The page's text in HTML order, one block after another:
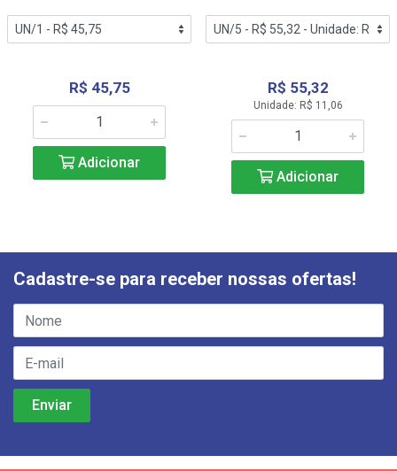
R$ 45,75
Adicionar
R$ 55,32
Unidade: R$ 11,06
Adicionar
Cadastre-se para receber nossas ofertas!